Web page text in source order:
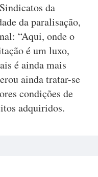
da
da paralisação,
“Aqui, onde o
é um luxo,
é ainda mais
ainda tratar-se
condições de
adquiridos.